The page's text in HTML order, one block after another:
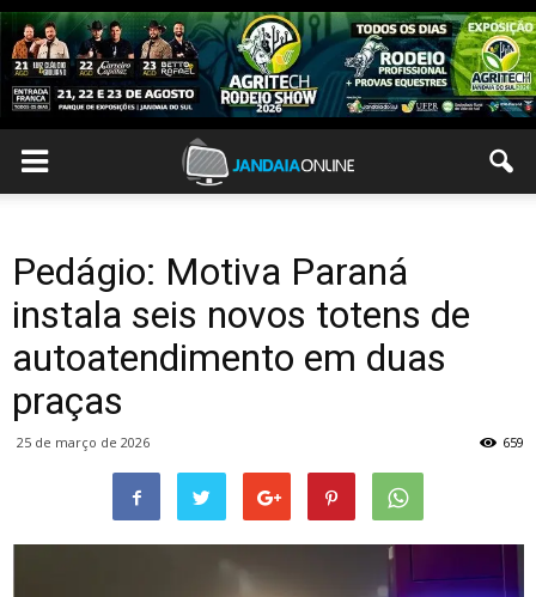
Pedágio: Motiva Paraná
instala seis novos totens de
autoatendimento em duas
praças
25 de março de 2026 659